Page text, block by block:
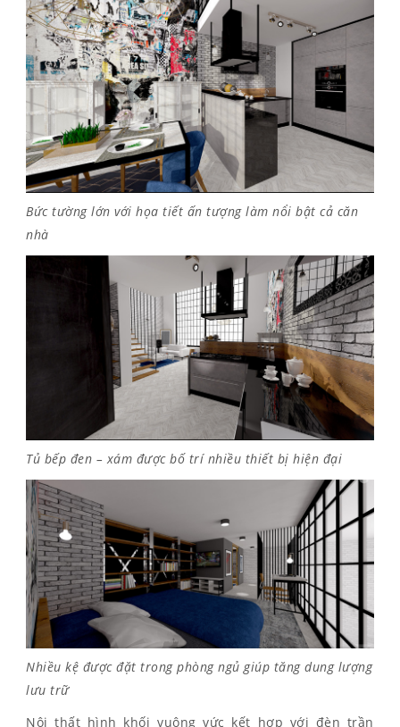
Bức tường lớn với họa tiết ấn tượng làm nổi bật cả căn
nhà
Tủ bếp đen – xám được bố trí nhiều thiết bị hiện đại
Nhiều kệ được đặt trong phòng ngủ giúp tăng dung lượng
lưu trữ
Nội thất hình khối vuông vức kết hợp với đèn trần